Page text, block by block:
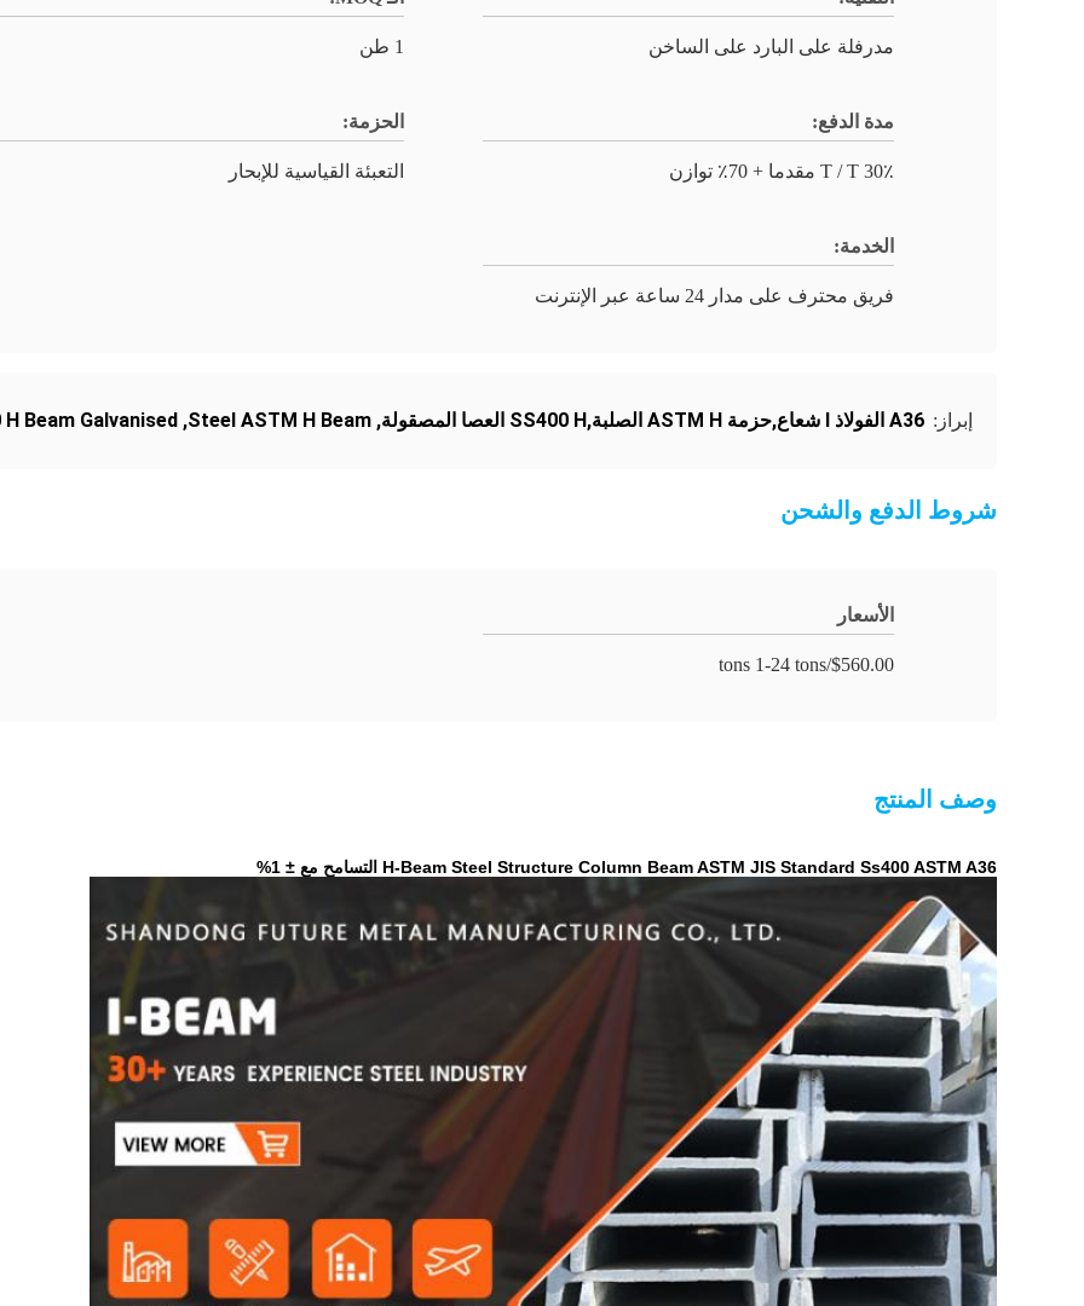
مدرفلة على البارد على الساخن 1 طن
مدة الدفع:
30٪ T / T مقدما + 70٪ توازن
الحزمة:
التعبئة القياسية للإبحار
الخدمة:
فريق محترف على مدار 24 ساعة عبر الإنترنت
إبراز: A36 الفولاذ I شعاع,حزمة ASTM H الصلبة,SS400 H العصا المصقولة ,
Steel ASTM H Beam
,
H Beam Galvanised
شروط الدفع والشحن
الأسعار
$560.00/tons 1-24 tons
وصف المنتج
H-Beam Steel Structure Column Beam ASTM JIS Standard Ss400 ASTM A36 التسامح مع ± 1%